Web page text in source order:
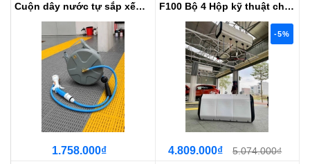
Cuộn dây nước tự sắp xếp 8x12mm ...
1.758.000₫
F100 Bộ 4 Hộp kỹ thuật chứa cuộn...
-5%
4.809.000₫ 5.074.000₫